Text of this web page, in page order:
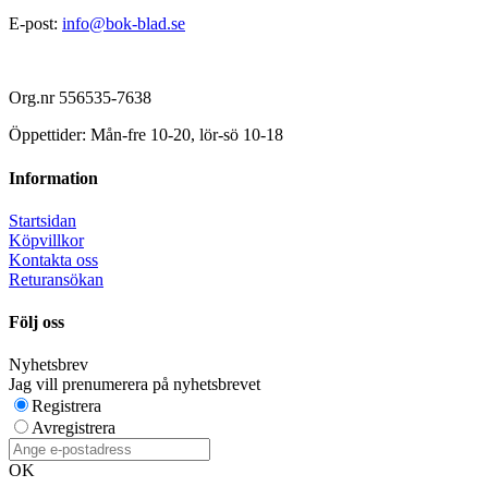
E-post: info@bok-blad.se
Org.nr 556535-7638
Öppettider: Mån-fre 10-20, lör-sö 10-18
Information
Startsidan
Köpvillkor
Kontakta oss
Returansökan
Följ oss
Nyhetsbrev
Jag vill prenumerera på nyhetsbrevet
Registrera
Avregistrera
OK